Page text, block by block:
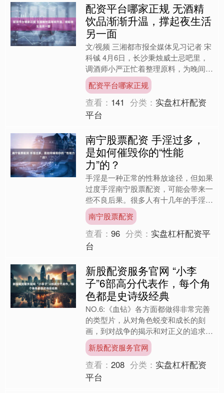
配资平台哪家正规 无酒精
饮品渐渐升温，撑起夜生活
另一面
文/视频 三湘都市报全媒体见习记者 宋
科铖 4月6日，长沙秉烛威士忌吧里，
调酒师小严正忙着整理原料，为晚间营
业做准备。除了常见的鸡尾酒和店内特
调外，酒单上几款“....
配资平台哪家正规
查看： 141 分类： 实盘杠杆配资
平台
南宁股票配资 手淫过多，
是如何催毁你的“性能
力”的？
手淫是一种正常的性释放途径，但如果
过度手淫南宁股票配资，可能会带来一
些不良后果。很多人有十几年的手淫
史，逐渐发现自己射精越来越快，这不
仅影响性生活质量，还可能带....
南宁股票配资
查看：96 分类： 实盘杠杆配资平
台
新股配资服务官网 “小李
子”6部高分代表作，每个角
色都是史诗级经典
NO.6:《血钻》各方面都做得非常完善
的类型片，从对角色蜕变和成长的刻
画，到对战争的揭示和对正义的追求，
以及对于造成人间悲剧的深层机制和个
体身处其中无从选择善恶....
新股配资服务官网
查看：208 分类： 实盘杠杆配资
平台